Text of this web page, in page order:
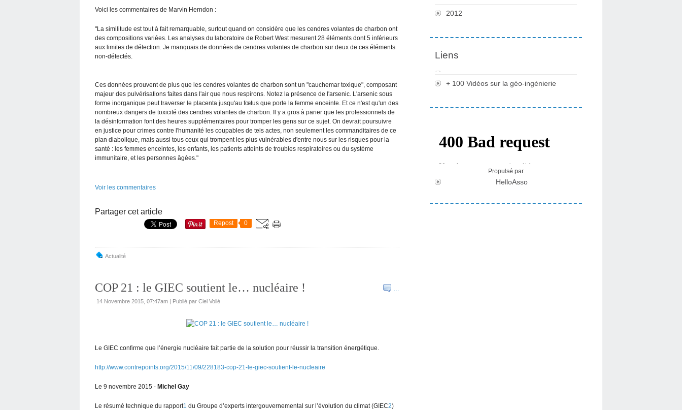
Voici les commentaires de Marvin Herndon :
"La similitude est tout à fait remarquable, surtout quand on considère que les cendres volantes de charbon ont
des compositions variées. Les analyses du laboratoire de Robert West mesurent 28 éléments dont 5 inférieurs
aux limites de détection. Je manquais de données de cendres volantes de charbon sur deux de ces éléments
non-détectés.
Ces données prouvent de plus que les cendres volantes de charbon sont un "cauchemar toxique", composant
majeur des pulvérisations faites dans l'air que nous respirons. Notez la présence de l'arsenic. L'arsenic sous
forme inorganique peut traverser le placenta jusqu'au fœtus que porte la femme enceinte. Et ce n'est qu'un des
nombreux dangers de toxicité des cendres volantes de charbon. Il y a gros à parier que les professionnels de
la désinformation font des heures supplémentaires pour tromper les gens sur ce sujet. On devrait poursuivre
en justice pour crimes contre l'humanité les coupables de tels actes, non seulement les commanditaires de ce
plan diabolique, mais aussi tous ceux qui trompent les plus vulnérables d'entre nous sur les risques pour la
santé : les femmes enceintes, les enfants, les patients atteints de troubles respiratoires ou du système
immunitaire, et les personnes âgées."
Voir les commentaires
Partager cet article
Repost 0
Actualité
COP 21 : le GIEC soutient le… nucléaire !
14 Novembre 2015, 07:47am | Publié par Ciel Voilé
Le GIEC confirme que l’énergie nucléaire fait partie de la solution pour réussir la transition énergétique.
http://www.contrepoints.org/2015/11/09/228183-cop-21-le-giec-soutient-le-nucleaire
Le 9 novembre 2015 - Michel Gay
Le résumé technique du rapport1 du Groupe d’experts intergouvernemental sur l’évolution du climat (GIEC2)
2012
Liens
+ 100 Vidéos sur la géo-ingénierie
Propulsé par
HelloAsso